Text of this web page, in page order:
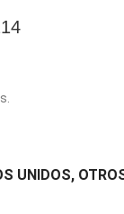
UNIDOS,